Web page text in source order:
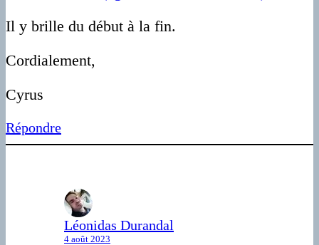
Il y brille du début à la fin.
Cordialement,
Cyrus
Répondre
Léonidas Durandal
4 août 2023